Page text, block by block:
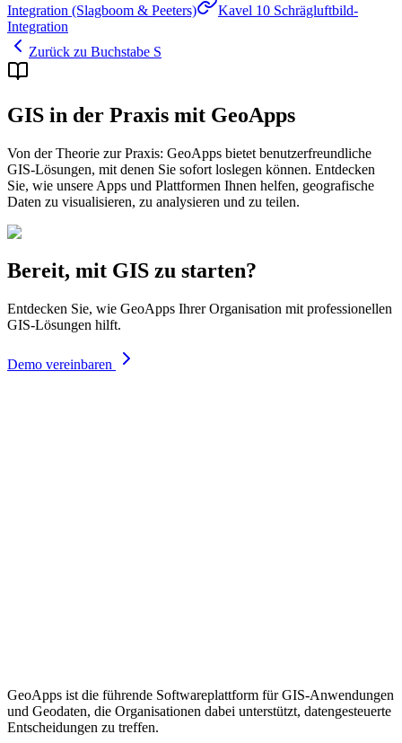
Integration (Slagboom & Peeters)
Kavel 10 Schrägluftbild-
Integration
Zurück zu Buchstabe S
GIS in der Praxis mit GeoApps
Von der Theorie zur Praxis: GeoApps bietet benutzerfreundliche
GIS-Lösungen, mit denen Sie sofort loslegen können. Entdecken
Sie, wie unsere Apps und Plattformen Ihnen helfen, geografische
Daten zu visualisieren, zu analysieren und zu teilen.
Bereit, mit GIS zu starten?
Entdecken Sie, wie GeoApps Ihrer Organisation mit professionellen
GIS-Lösungen hilft.
Demo vereinbaren
GeoApps ist die führende Softwareplattform für GIS-Anwendungen
und Geodaten, die Organisationen dabei unterstützt, datengesteuerte
Entscheidungen zu treffen.